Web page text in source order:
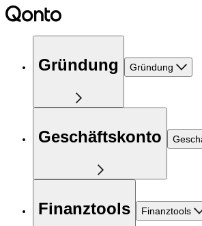
Gründung Gründung
Geschäftskonto
Finanztools Finanztools